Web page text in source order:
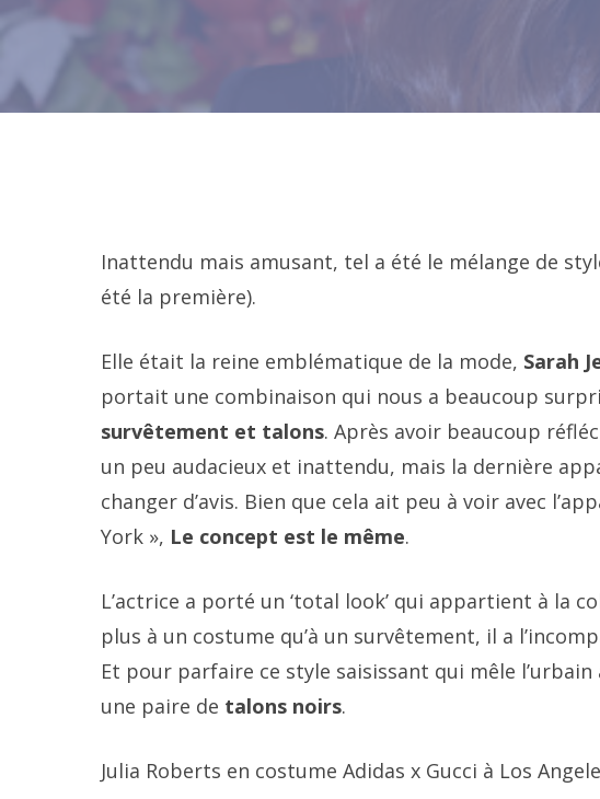
Inattendu mais amusant, tel a été le mélange de
été la première).
Elle était la reine emblématique de la mode, Sarah
portait une combinaison qui nous a beaucoup
survêtement et talons. Après avoir beaucoup
un peu audacieux et inattendu, mais la dernière
changer d’avis. Bien que cela ait peu à voir avec
York », Le concept est le même.
L’actrice a porté un ‘total look’ qui appartient à la
plus à un costume qu’à un survêtement, il a
Et pour parfaire ce style saisissant qui mêle
une paire de talons noirs.
Julia Roberts en costume Adidas x Gucci à Los